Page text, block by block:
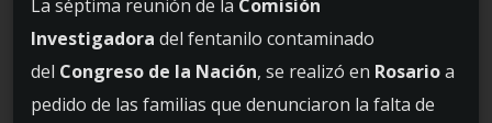
La séptima reunión de la Comisión
Investigadora del fentanilo contaminado
del Congreso de la Nación, se realizó en Rosarioa
pedido de las familias que denunciaron la falta de